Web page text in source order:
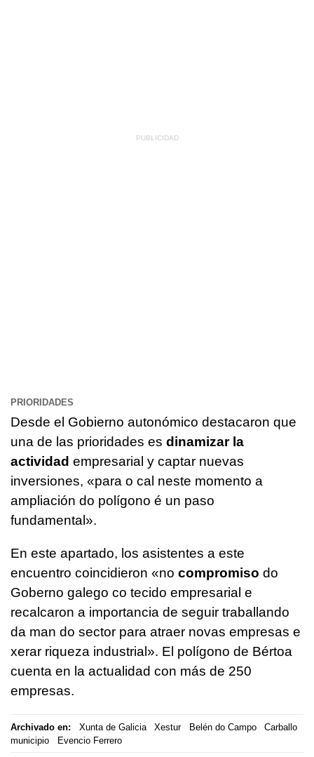
PRIORIDADES
Desde el Gobierno autonómico destacaron que
una de las prioridades es dinamizar la
actividad empresarial y captar nuevas
inversiones, «para o cal neste momento a
ampliación do polígono é un paso
fundamental».
En este apartado, los asistentes a este
encuentro coincidieron «no compromiso do
Goberno galego co tecido empresarial e
recalcaron a importancia de seguir traballando
da man do sector para atraer novas empresas e
xerar riqueza industrial». El polígono de Bértoa
cuenta en la actualidad con más de 250
empresas.
Archivado en: Xunta de Galicia Xestur Belén do Campo
Carballo
municipio
Evencio Ferrero